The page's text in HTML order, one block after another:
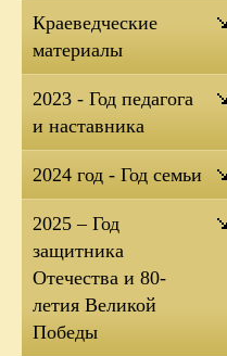
Краеведческие
материалы
2023 - Год педагога
и наставника
2024 год - Год семьи
2025 – Год
защитника
Отечества и 80-
летия Великой
Победы